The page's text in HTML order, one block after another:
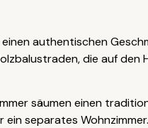
authentischen
die auf den
säumen einen
separates Wohnzimmer.